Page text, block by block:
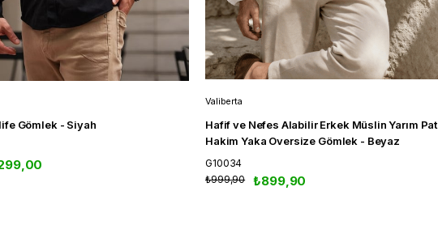
Gömlek - Siyah
Valiberta
Hafif ve Nefes Alabilir Erkek Müslin Yarım Pat
Hakim Yaka Oversize Gömlek - Beyaz
G10034
₺899,90
₺999,90